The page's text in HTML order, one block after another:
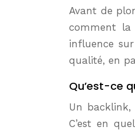
Avant de
comment la
influence
qualité, en
Qu’est-ce
Un
C’est en